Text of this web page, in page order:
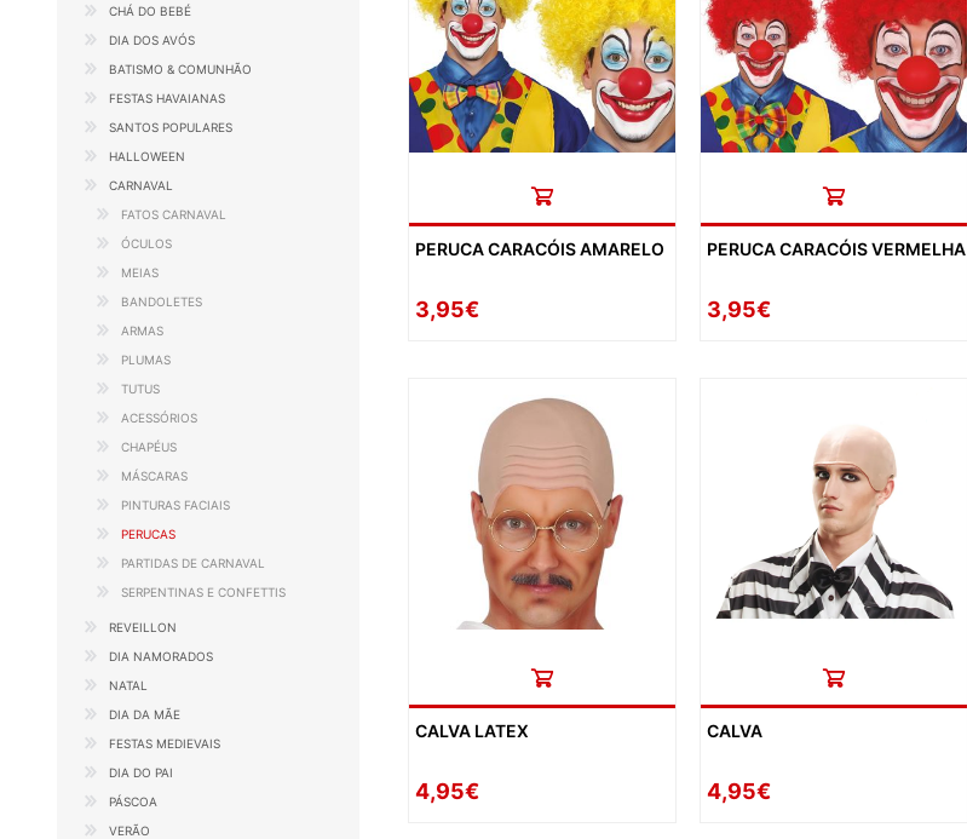
PERUCA CARACÓIS AMARELO
3,95€
PERUCA CARACÓIS VERMELHA
3,95€
CALVA LATEX
4,95€
CALVA
4,95€
CHÁ DO BEBÉ
DIA DOS AVÓS
BATISMO & COMUNHÃO
FESTAS HAVAIANAS
SANTOS POPULARES
HALLOWEEN
CARNAVAL
FATOS CARNAVAL
ÓCULOS
MEIAS
BANDOLETES
ARMAS
PLUMAS
TUTUS
ACESSÓRIOS
CHAPÉUS
MÁSCARAS
PINTURAS FACIAIS
PERUCAS
PARTIDAS DE CARNAVAL
SERPENTINAS E CONFETTIS
REVEILLON
DIA NAMORADOS
NATAL
DIA DA MÃE
FESTAS MEDIEVAIS
DIA DO PAI
PÁSCOA
VERÃO